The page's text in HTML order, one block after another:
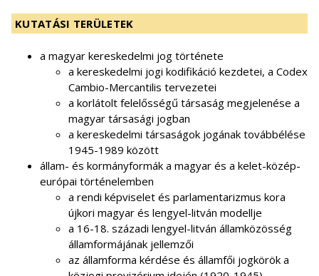
KUTATÁSI TERÜLETEK
a magyar kereskedelmi jog története
a kereskedelmi jogi kodifikáció kezdetei, a Codex
Cambio-Mercantilis tervezetei
a korlátolt felelősségű társaság megjelenése a
magyar társasági jogban
a kereskedelmi társaságok jogának továbbélése
1945-1989 között
állam- és kormányformák a magyar és a kelet-közép-
európai történelemben
a rendi képviselet és parlamentarizmus kora
újkori magyar és lengyel-litván modellje
a 16-18. századi lengyel-litván államközösség
államformájának jellemzői
az államforma kérdése és államfői jogkörök a